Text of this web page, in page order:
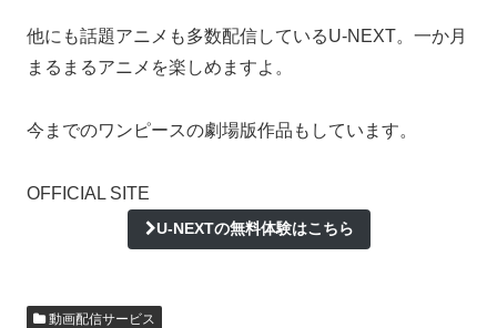
他にも話題アニメも多数配信しているU-NEXT。一か月
まるまるアニメを楽しめますよ。
今までのワンピースの劇場版作品もしています。
OFFICIAL SITE
U-NEXTの無料体験はこちら
動画配信サービス